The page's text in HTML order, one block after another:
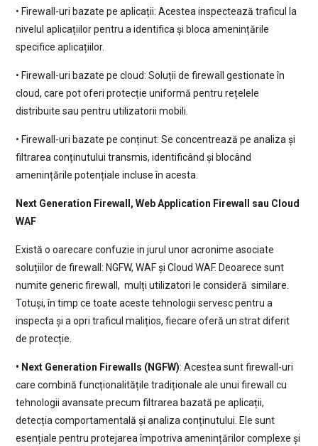
• Firewall-uri bazate pe aplicații: Acestea inspectează traficul la
nivelul aplicațiilor pentru a identifica și bloca amenințările
specifice aplicațiilor.
• Firewall-uri bazate pe cloud: Soluții de firewall gestionate în
cloud, care pot oferi protecție uniformă pentru rețelele
distribuite sau pentru utilizatorii mobili.
• Firewall-uri bazate pe conținut: Se concentrează pe analiza și
filtrarea conținutului transmis, identificând și blocând
amenințările potențiale incluse în acesta.
Next Generation Firewall, Web Application Firewall sau Cloud
WAF
Există o oarecare confuzie in jurul unor acronime asociate
soluțiilor de firewall: NGFW, WAF și Cloud WAF. Deoarece sunt
numite generic firewall, mulți utilizatori le consideră similare.
Totuși, în timp ce toate aceste tehnologii servesc pentru a
inspecta și a opri traficul malițios, fiecare oferă un strat diferit
de protecție.
• Next Generation Firewalls (NGFW): Acestea sunt firewall-uri
care combină funcționalitățile tradiționale ale unui firewall cu
tehnologii avansate precum filtrarea bazată pe aplicații,
detecția comportamentală și analiza conținutului. Ele sunt
esențiale pentru protejarea împotriva amenințărilor complexe și